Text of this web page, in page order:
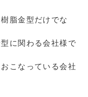
脂金型だけでな
に関わる会社様で
こなっている会社